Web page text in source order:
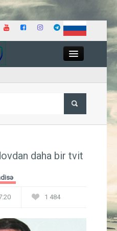
İqtisadiyyat
daha bir tvit
1 484